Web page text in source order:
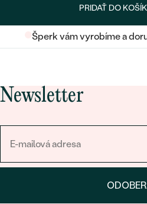
PRIDAŤ DO
Šperk vám vyrobíme a
Newsletter